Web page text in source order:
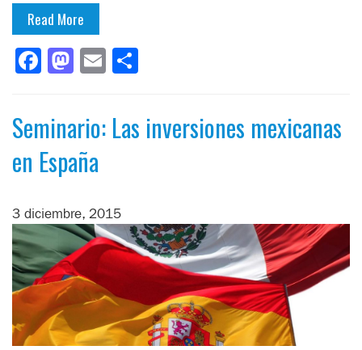
Read More
Facebook
Mastodon
Email
Seminario: Las inversiones mexicanas
en España
3 diciembre, 2015